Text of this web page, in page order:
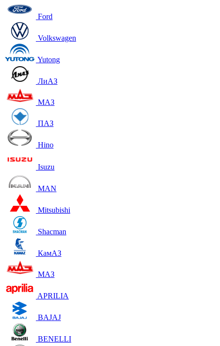
Ford
Volkswagen
Yutong
ЛиАЗ
МАЗ
ПАЗ
Hino
Isuzu
MAN
Mitsubishi
Shacman
КамАЗ
МАЗ
APRILIA
BAJAJ
BENELLI